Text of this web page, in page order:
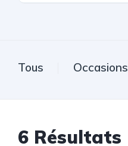
Tous Occasions
6 Résultats